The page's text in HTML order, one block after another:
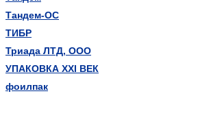
Тандем-ОС
ТИБР
Триада ЛТД, ООО
УПАКОВКА XXI ВЕК
фоилпак